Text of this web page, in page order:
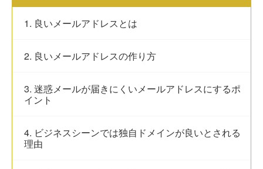
1. 良いメールアドレスとは
2. 良いメールアドレスの作り方
3. 迷惑メールが届きにくいメールアドレスにするポ
イント
4. ビジネスシーンでは独自ドメインが良いとされる
理由